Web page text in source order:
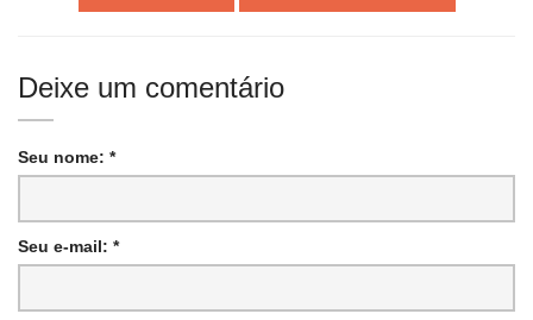
Deixe um comentário
Seu nome: *
Seu e-mail: *